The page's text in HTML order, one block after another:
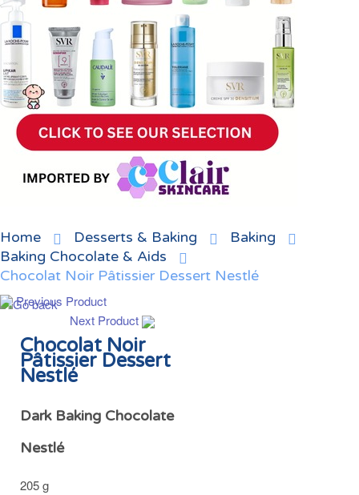
Home Desserts & Baking
Baking
Baking Chocolate & Aids
Chocolat Noir Pâtissier Dessert Nestlé
Previous Product
Next Product
Chocolat Noir
Pâtissier Dessert
Nestlé
Dark Baking Chocolate
Nestlé
205 g